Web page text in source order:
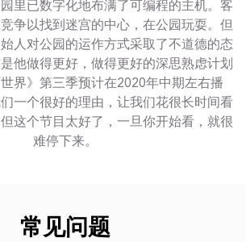
里已数字化地布满了可编程的主机。客
争以找到迷宫的中心，在公园玩耍。但
人对公园的运作方式采取了不道德的态
他做得更好，做得更好的深思熟虑计划
界》第三季预计在2020年中期左右播
一个很好的理由，让我们花很长时间看
这个节目太好了，一旦你开始看，就很
难停下来。
常见问题